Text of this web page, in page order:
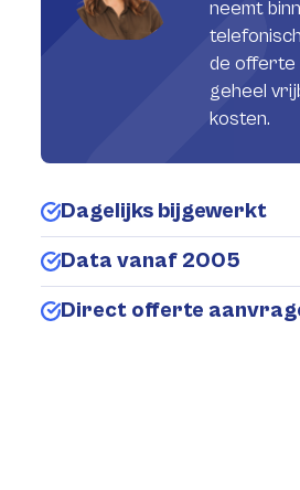
neemt
de offerte
geheel
kosten.
Dagelijks bijgewerkt
Data vanaf 2005
Direct offerte